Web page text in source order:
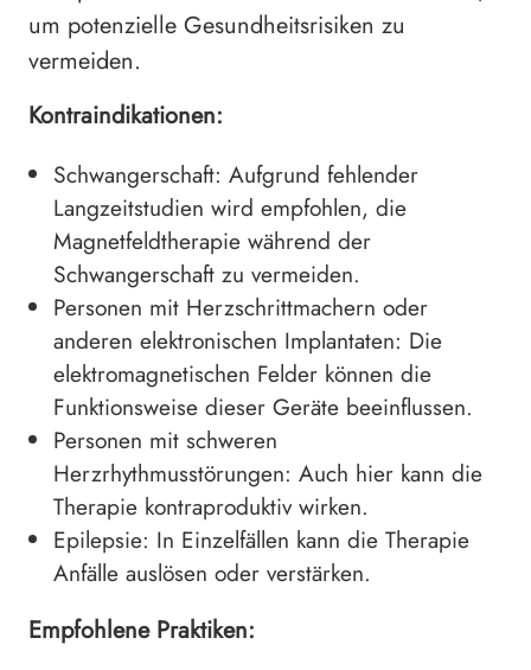
um potenzielle Gesundheitsrisiken zu
vermeiden.
Kontraindikationen:
Schwangerschaft: Aufgrund fehlender
Langzeitstudien wird empfohlen, die
Magnetfeldtherapie während der
Schwangerschaft zu vermeiden.
Personen mit Herzschrittmachern oder
anderen elektronischen Implantaten: Die
elektromagnetischen Felder können die
Funktionsweise dieser Geräte beeinflussen.
Personen mit schweren
Herzrhythmusstörungen: Auch hier kann die
Therapie kontraproduktiv wirken.
Epilepsie: In Einzelfällen kann die Therapie
Anfälle auslösen oder verstärken.
Empfohlene Praktiken: